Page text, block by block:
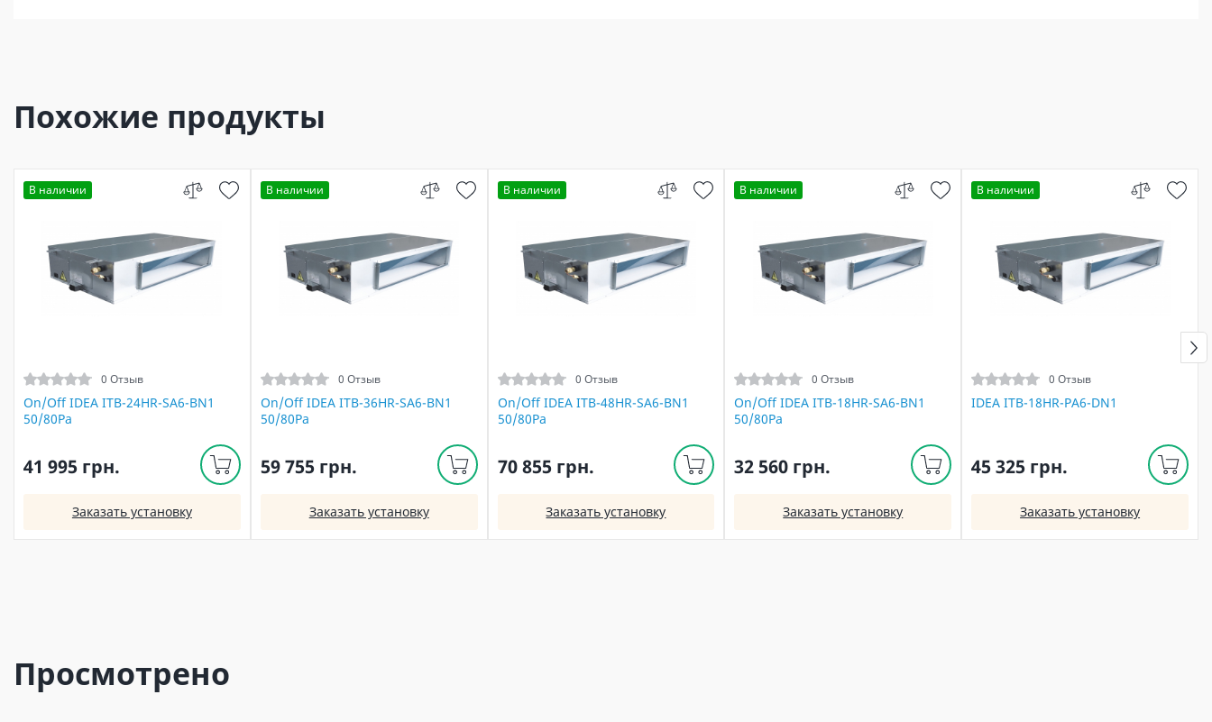
Похожие продукты
В наличии
0 Отзыв
On/Off IDEA ITB-24HR-SA6-BN1
50/80Pа
41 995 грн.
Заказать установку
В наличии
0 Отзыв
On/Off IDEA ITB-36HR-SA6-BN1
50/80Pа
59 755 грн.
Заказать установку
В наличии
0 Отзыв
On/Off IDEA ITB-48HR-SA6-BN1
50/80Pа
70 855 грн.
Заказать установку
В наличии
0 Отзыв
On/Off IDEA ITB-18HR-SA6-BN1
50/80Pа
32 560 грн.
Заказать установку
В наличии
0 Отзыв
IDEA ITB-18HR-PA6-DN1
45 325 грн.
Заказать установку
Просмотрено